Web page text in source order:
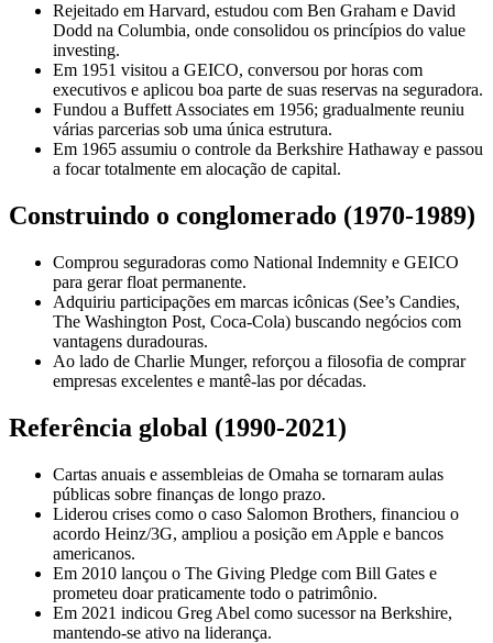
Rejeitado em Harvard, estudou com Ben Graham e David
Dodd na Columbia, onde consolidou os princípios do value
investing.
Em 1951 visitou a GEICO, conversou por horas com
executivos e aplicou boa parte de suas reservas na seguradora.
Fundou a Buffett Associates em 1956; gradualmente reuniu
várias parcerias sob uma única estrutura.
Em 1965 assumiu o controle da Berkshire Hathaway e passou
a focar totalmente em alocação de capital.
Construindo o conglomerado (1970-1989)
Comprou seguradoras como National Indemnity e GEICO
para gerar float permanente.
Adquiriu participações em marcas icônicas (See’s Candies,
The Washington Post, Coca-Cola) buscando negócios com
vantagens duradouras.
Ao lado de Charlie Munger, reforçou a filosofia de comprar
empresas excelentes e mantê-las por décadas.
Referência global (1990-2021)
Cartas anuais e assembleias de Omaha se tornaram aulas
públicas sobre finanças de longo prazo.
Liderou crises como o caso Salomon Brothers, financiou o
acordo Heinz/3G, ampliou a posição em Apple e bancos
americanos.
Em 2010 lançou o The Giving Pledge com Bill Gates e
prometeu doar praticamente todo o patrimônio.
Em 2021 indicou Greg Abel como sucessor na Berkshire,
mantendo-se ativo na liderança.